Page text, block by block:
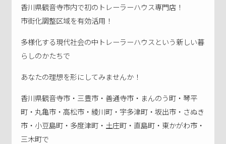
香川県観音寺市内で初のトレーラーハウス専門店！
市街化調整区域を有効活用！
多様化する現代社会の中トレーラーハウスという新しい暮
らしのかたちで
あなたの理想を形にしてみませんか！
香川県観音寺市・三豊市・善通寺市・まんのう町・琴平
町・丸亀市・高松市・綾川町・宇多津町・坂出市・さぬき
市・小豆島町・多度津町・土庄町・直島町・東かがわ市・
三木町で